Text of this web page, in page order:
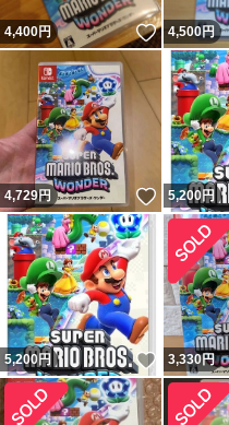
4,400円 いいね！
4,500円
4,729円 いいね！
5,200 円
5,200 円 いいね！
3,330円